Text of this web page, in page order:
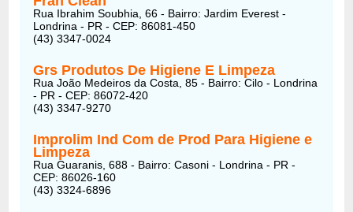
Rua Ibrahim Soubhia, 66 - Bairro: Jardim Everest -
Londrina - PR - CEP: 86081-450
(43) 3347-0024
Grs Produtos De Higiene E Limpeza
Rua João Medeiros da Costa, 85 - Bairro: Cilo - Londrina
- PR - CEP: 86072-420
(43) 3347-9270
Improlim Ind Com de Prod Para Higiene e
Limpeza
Rua Guaranis, 688 - Bairro: Casoni - Londrina - PR -
CEP: 86026-160
(43) 3324-6896